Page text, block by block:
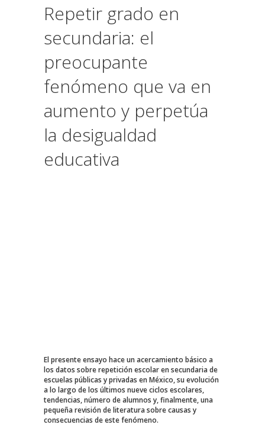
Repetir grado en
secundaria: el
preocupante
fenómeno que va en
aumento y perpetúa
la desigualdad
educativa
El presente ensayo hace un acercamiento básico a
los datos sobre repetición escolar en secundaria de
escuelas públicas y privadas en México, su evolución
a lo largo de los últimos nueve ciclos escolares,
tendencias, número de alumnos y, finalmente, una
pequeña revisión de literatura sobre causas y
consecuencias de este fenómeno.